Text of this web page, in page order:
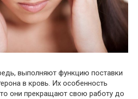
выполняют функцию поставки
в кровь. Их особенность
они прекращают свою работу до